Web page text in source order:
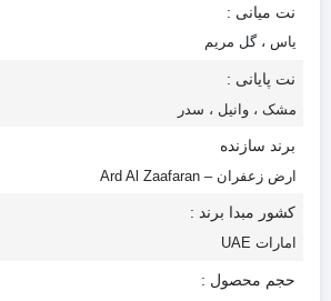
نت میانی :
یاس ، گل مریم
نت پایانی :
مشک ، وانیل ، سدر
برند سازنده
ارض زعفران – Ard Al Zaafaran
کشور مبدا برند :
امارات UAE
حجم محصول :